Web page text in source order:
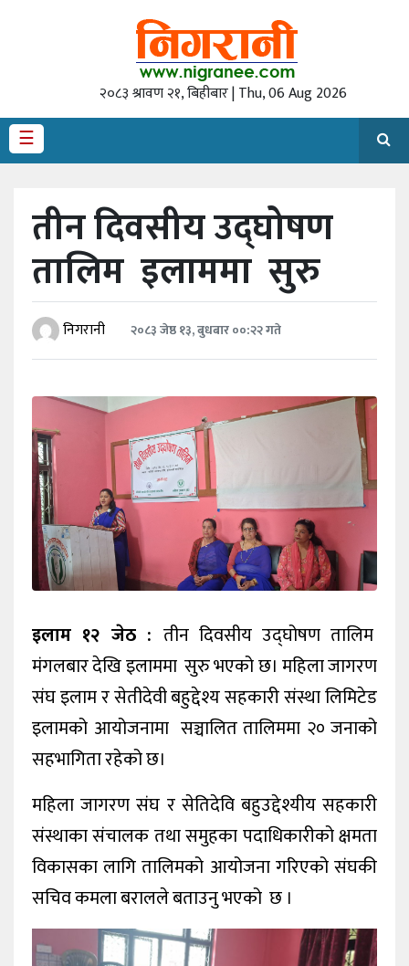
२०८३ श्रावण २१, बिहीबार | Thu, 06 Aug 2026
☰
राजनीति
अर्थ
समाज
अन्तराष्ट्रिय
स्वास्थ्य
कला/
मनोरन्जन
फोटो
ग्यालरी
विचार
टिभी
तीन दिवसीय उद्‌घोषण
तालिम इलाममा सुरु
निगरानी २०८३ जेष्ठ १३, बुधबार ००:२२ गते
इलाम १२ जेठ : तीन दिवसीय उद्‌घोषण तालिम
मंगलबार देखि इलाममा सुरु भएको छ। महिला जागरण
संघ इलाम र सेतीदेवी बहुद्देश्य सहकारी संस्था लिमिटेड
इलामको आयोजनामा सञ्चालित तालिममा २० जनाको
सहभागिता रहेको छ।
महिला जागरण संघ र सेतिदेवि बहुउद्देश्यीय सहकारी
संस्थाका संचालक तथा समुहका पदाधिकारीको क्षमता
विकासका लागि तालिमको आयोजना गरिएको संघकी
सचिव कमला बरालले बताउनु भएको छ ।